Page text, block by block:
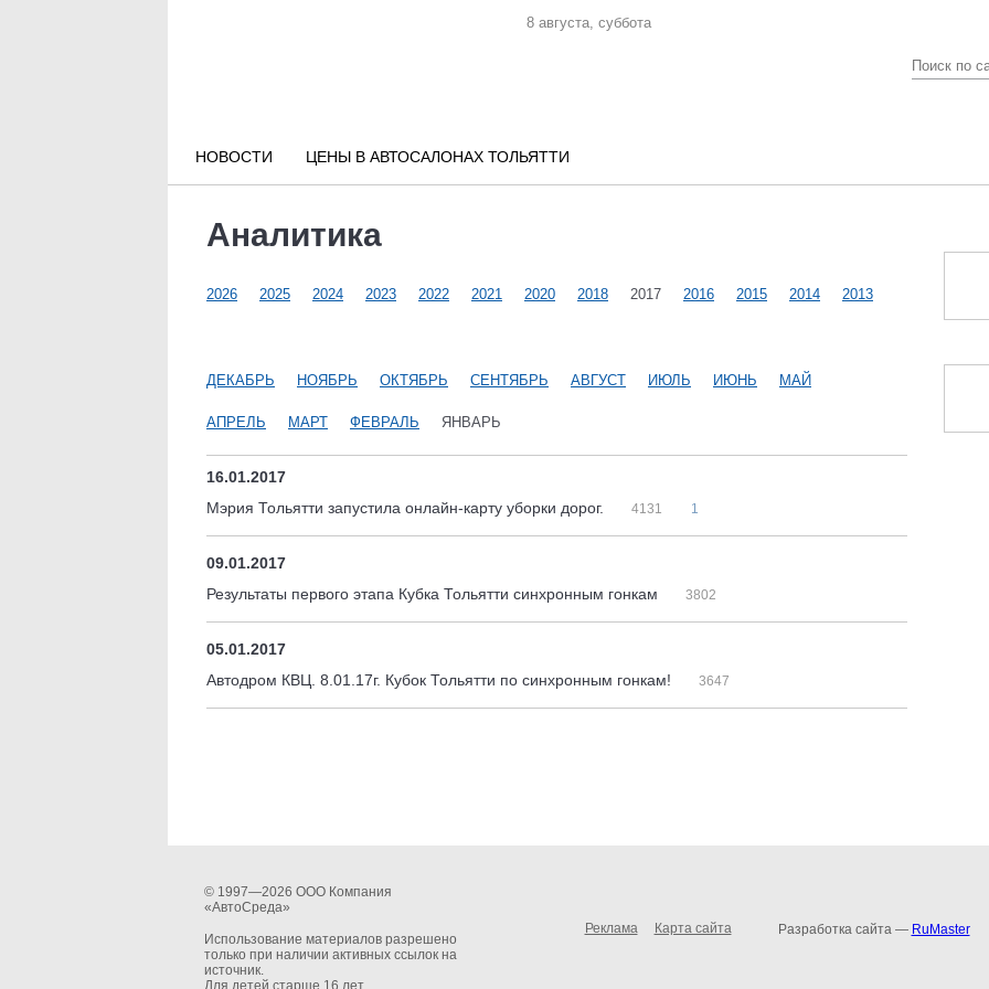
8 августа, суббота
НОВОСТИ ЦЕНЫ В АВТОСАЛОНАХ ТОЛЬЯТТИ
Аналитика
2026 2025 2024 2023 2022 2021 2020 2018 2017 2016 2015 2014 2013
ДЕКАБРЬ НОЯБРЬ ОКТЯБРЬ СЕНТЯБРЬ АВГУСТ ИЮЛЬ ИЮНЬ МАЙ
АПРЕЛЬ МАРТ ФЕВРАЛЬ ЯНВАРЬ
16.01.2017
Мэрия Тольятти запустила онлайн-карту уборки дорог.
4131 1
09.01.2017
Результаты первого этапа Кубка Тольятти синхронным гонкам
3802
05.01.2017
Автодром КВЦ. 8.01.17г. Кубок Тольятти по синхронным гонкам!
3647
© 1997—2026 ООО Компания
«АвтоСреда»
Использование материалов разрешено
только при наличии активных ссылок на
источник.
Для детей старше 16 лет.
Реклама Карта сайта Разработка сайта — RuMaster